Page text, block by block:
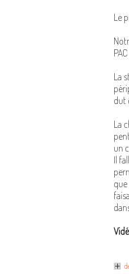
Le
La
dut
La
un
Il